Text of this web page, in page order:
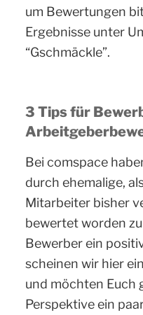
um Bewertungen
Ergebnisse unter
“Gschmäckle”.
3 Tips für
Bei comspace
durch ehemalige,
Mitarbeiter bisher
bewertet worden
Bewerber ein
scheinen wir hier
und möchten Euch
Perspektive ein